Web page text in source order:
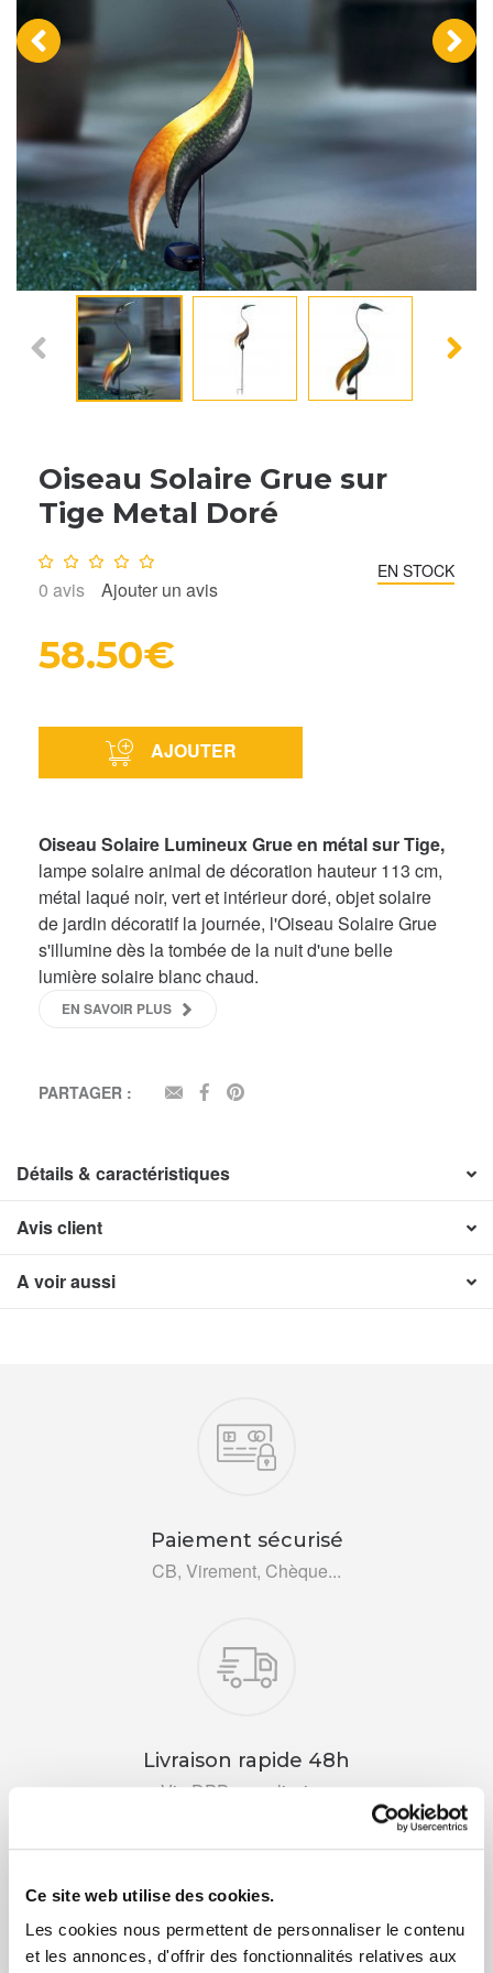
Ce site web utilise des cookies.
Les cookies nous permettent de personnaliser le contenu
et les annonces, d'offrir des fonctionnalités relatives aux
‹ ›
Oiseau Solaire Grue sur
Tige Metal Doré
Note : 0/10
0 avis Ajouter un avis
EN STOCK
58.50€
AJOUTER
Oiseau Solaire Lumineux Grue en métal sur Tige,
lampe solaire animal de décoration hauteur 113 cm,
métal laqué noir, vert et intérieur doré, objet solaire
de jardin décoratif la journée, l'Oiseau Solaire Grue
s'illumine dès la tombée de la nuit d'une belle
lumière solaire blanc chaud.
EN SAVOIR PLUS
PARTAGER : EMAILFACEBOOK
Détails & caractéristiques
Avis client
A voir aussi
Paiement sécurisé
CB, Virement, Chèque...
Livraison rapide 48h
Via DPD ou colissimo